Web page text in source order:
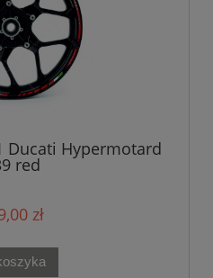
Ducati Hypermotard
red
zł